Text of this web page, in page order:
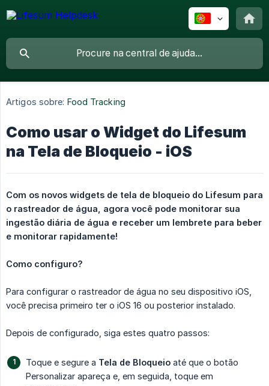
Artigos sobre: Food Tracking
Como usar o Widget do Lifesum
na Tela de Bloqueio - iOS
Com os novos widgets de tela de bloqueio do Lifesum para
o rastreador de água, agora você pode monitorar sua
ingestão diária de água e receber um lembrete para beber
e monitorar rapidamente!
Como configuro?
Para configurar o rastreador de água no seu dispositivo iOS,
você precisa primeiro ter o iOS 16 ou posterior instalado.
Depois de configurado, siga estes quatro passos:
Toque e segure a Tela de Bloqueio até que o botão
Personalizar apareça e, em seguida, toque em